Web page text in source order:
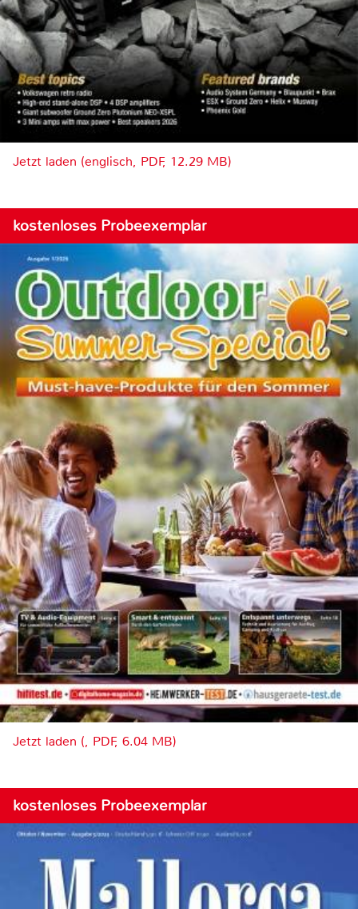
Jetzt laden (englisch, PDF, 12.29 MB)
kostenloses Probeexemplar
Jetzt laden (, PDF, 6.04 MB)
kostenloses Probeexemplar